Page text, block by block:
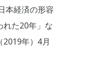
本経済の形容
れた20年」な
2019年）4月